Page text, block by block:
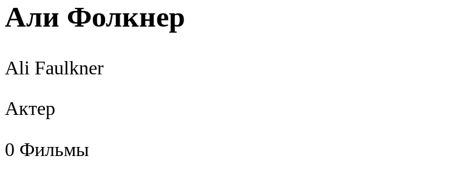
Али Фолкнер
Ali Faulkner
Актер
0 Фильмы